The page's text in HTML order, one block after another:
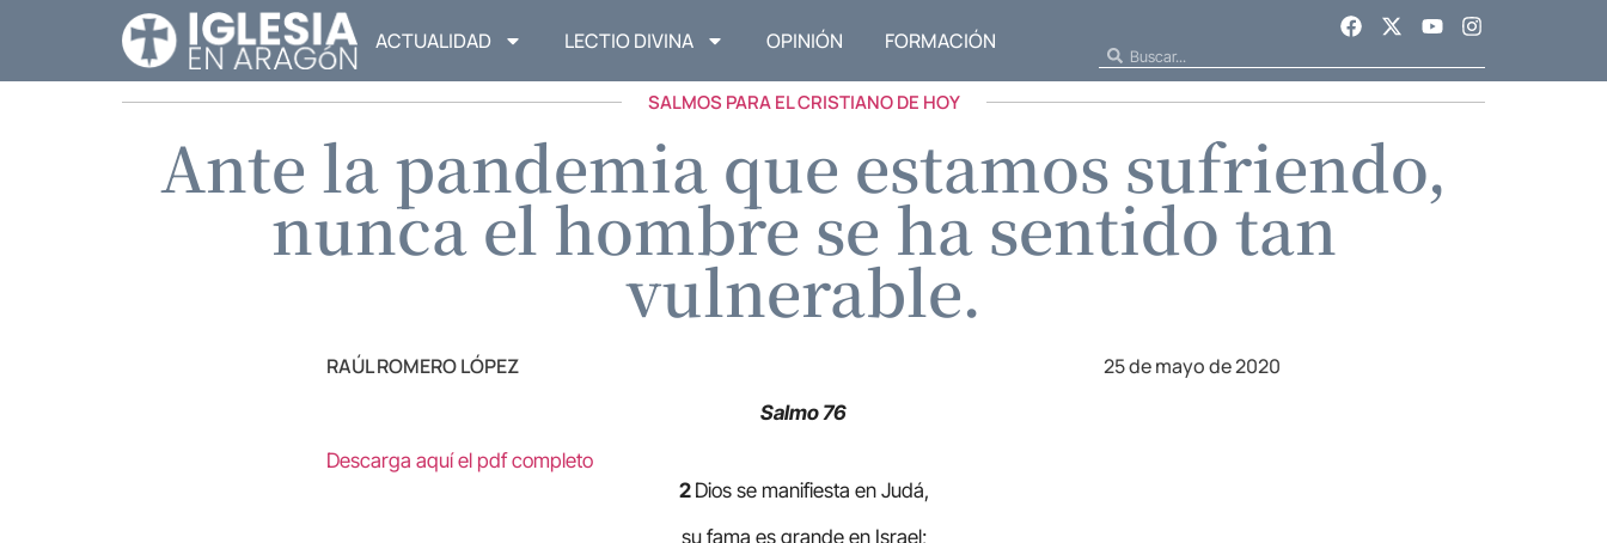
ACTUALIDAD LECTIO DIVINA OPINIÓN FORMACIÓN
SALMOS PARA EL CRISTIANO DE HOY
Ante la pandemia que estamos sufriendo,
nunca el hombre se ha sentido tan
vulnerable.
RAÚL ROMERO LÓPEZ 25 de mayo de 2020
Salmo 76
Descarga aquí el pdf completo
2 Dios se manifiesta en Judá,
su fama es grande en Israel;